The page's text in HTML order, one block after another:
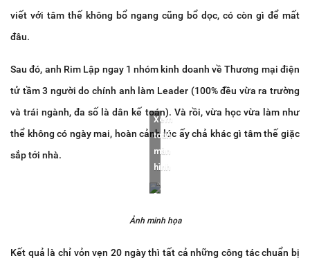
viết với tâm thế không bổ ngang cũng bổ dọc, có còn gì để mất
đâu.
Sau đó, anh Rim Lập ngay 1 nhóm kinh doanh về Thương mại điện
tử tầm 3 người do chính anh làm Leader (100% đều vừa ra trường
và trái ngành, đa số là dân kế toán). Và rồi, vừa học vừa làm như
thể không có ngày mai, hoàn cảnh lúc ấy chả khác gì tâm thế giặc
sắp tới nhà.
Xem
toàn
màn
hình
Ảnh minh họa
Kết quả là chỉ vỏn vẹn 20 ngày thì tất cả những công tác chuẩn bị